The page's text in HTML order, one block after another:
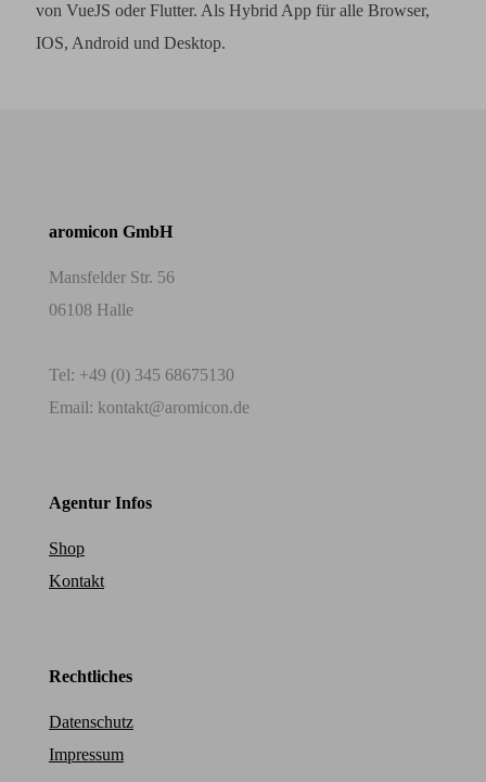
von VueJS oder Flutter. Als Hybrid App für alle Browser,
IOS, Android und Desktop.
aromicon GmbH
Mansfelder Str. 56
06108 Halle
Tel: +49 (0) 345 68675130
Email: kontakt@aromicon.de
Agentur Infos
Shop
Kontakt
Rechtliches
Datenschutz
Impressum